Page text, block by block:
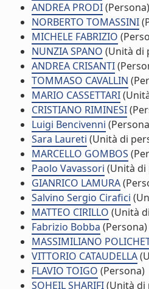
ANDREA PRODI(Persona)
NORBERTO TOMASSINI
MICHELE FABRIZIO
NUNZIA SPANO (Unità di
ANDREA CRISANTI
TOMMASO CAVALLIN
MARIO CASSETTARI
CRISTIANO RIMINESI
Luigi Bencivenni
Sara Laureti (Unità di
MARCELLO GOMBOS
Paolo Vavassori (Unità di
GIANRICO LAMURA
Salvino Sergio Cirafici
MATTEO CIRILLO (Unità
Fabrizio Bobba (Persona)
MASSIMILIANO
VITTORIO CATAUDELLA
FLAVIO TOIGO (Persona)
SOHEIL SHARIFI(Unità di